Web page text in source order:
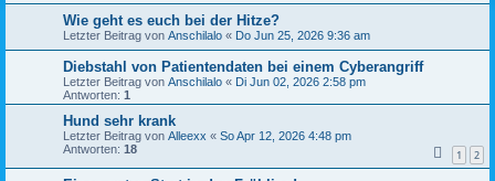
Wie geht es euch bei der Hitze?
Letzter Beitrag von Anschilalo « Do Jun 25, 2026 9:36 am
Diebstahl von Patientendaten bei einem Cyberangriff
Letzter Beitrag von Anschilalo « Di Jun 02, 2026 2:58 pm
Antworten: 1
Hund sehr krank
Letzter Beitrag von Alleexx « So Apr 12, 2026 4:48 pm
Antworten: 18 1 2